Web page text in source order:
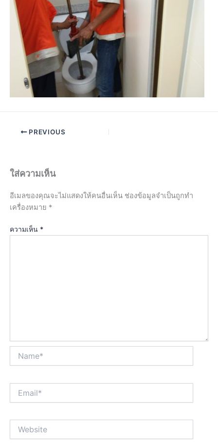
PREVIOUS
ใส่ความเห็น
อีเมลของคุณจะไม่แสดงให้คนอื่นเห็น ช่องข้อมูลจำเป็นถูกทำ
เครื่องหมาย *
ความเห็น *